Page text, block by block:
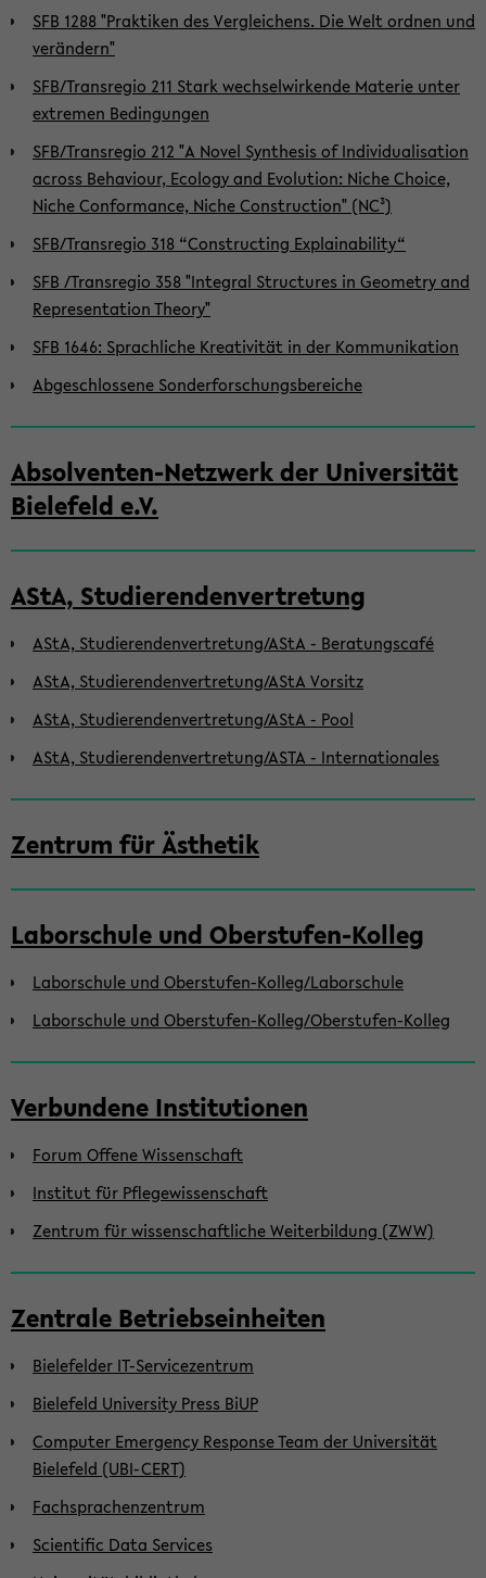
SFB 1288 "Praktiken des Vergleichens. Die Welt ordnen und
verändern"
SFB/Transregio 211 Stark wechselwirkende Materie unter
extremen Bedingungen
SFB/Transregio 212 "A Novel Synthesis of Individualisation
across Behaviour, Ecology and Evolution: Niche Choice,
Niche Conformance, Niche Construction" (NC³)
SFB/Transregio 318 “Constructing Explainability“
SFB /Transregio 358 "Integral Structures in Geometry and
Representation Theory"
SFB 1646: Sprachliche Kreativität in der Kommunikation
Abgeschlossene Sonderforschungsbereiche
Absolventen-Netzwerk der Universität
Bielefeld e.V.
AStA, Studierendenvertretung
AStA, Studierendenvertretung/AStA - Beratungscafé
AStA, Studierendenvertretung/AStA Vorsitz
AStA, Studierendenvertretung/AStA - Pool
AStA, Studierendenvertretung/ASTA - Internationales
Zentrum für Ästhetik
Laborschule und Oberstufen-Kolleg
Laborschule und Oberstufen-Kolleg/Laborschule
Laborschule und Oberstufen-Kolleg/Oberstufen-Kolleg
Verbundene Institutionen
Forum Offene Wissenschaft
Institut für Pflegewissenschaft
Zentrum für wissenschaftliche Weiterbildung (ZWW)
Zentrale Betriebseinheiten
Bielefelder IT-Servicezentrum
Bielefeld University Press BiUP
Computer Emergency Response Team der Universität
Bielefeld (UBI-CERT)
Fachsprachenzentrum
Scientific Data Services